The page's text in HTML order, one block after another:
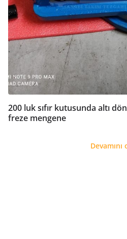
200 luk sıfır kutusunda altı
freze mengene
Devamını